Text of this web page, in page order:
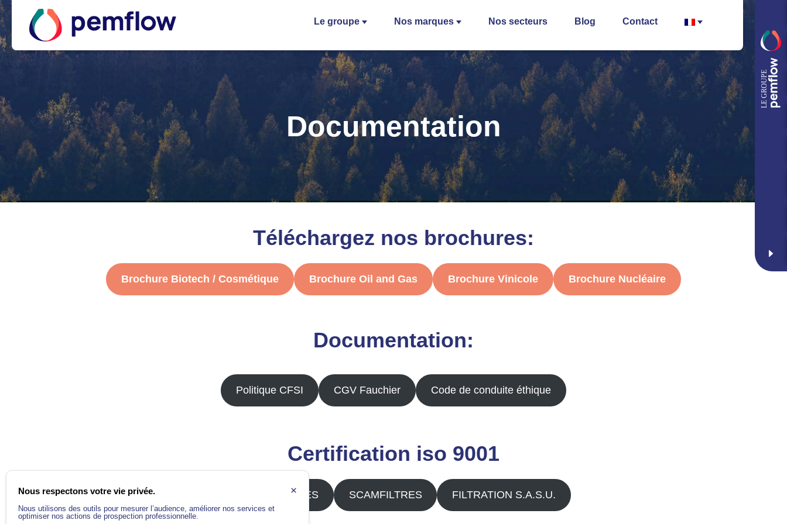
Le groupe Nos marques Nos secteurs Blog Contact
Documentation
Téléchargez nos brochures:
Brochure Biotech / Cosmétique Brochure Oil and Gas Brochure Vinicole Brochure Nucléaire
Documentation:
Politique CFSI CGV Fauchier Code de conduite éthique
Certification iso 9001
TECHNOFILTRES SCAMFILTRES FILTRATION S.A.S.U.
Nous respectons votre vie privée. ×
Nous utilisons des outils pour mesurer l’audience, améliorer nos services et
optimiser nos actions de prospection professionnelle.